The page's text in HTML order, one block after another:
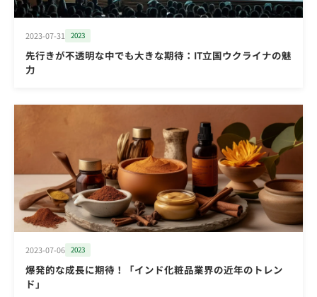
2023-07-31 2023
先行きが不透明な中でも大きな期待：IT立国ウクライナの魅
力
2023-07-06 2023
爆発的な成長に期待！「インド化粧品業界の近年のトレン
ド」